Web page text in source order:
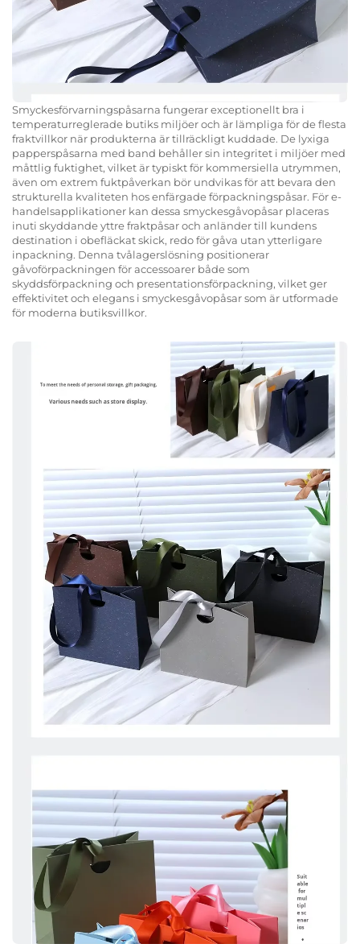
Smyckesförvarningspåsarna fungerar exceptionellt bra i
temperaturreglerade butiks miljöer och är lämpliga för de flesta
fraktvillkor när produkterna är tillräckligt kuddade. De lyxiga
papperspåsarna med band behåller sin integritet i miljöer med
måttlig fuktighet, vilket är typiskt för kommersiella utrymmen,
även om extrem fuktpåverkan bör undvikas för att bevara den
strukturella kvaliteten hos enfärgade förpackningspåsar. För e-
handelsapplikationer kan dessa smyckesgåvopåsar placeras
inuti skyddande yttre fraktpåsar och anländer till kundens
destination i obefläckat skick, redo för gåva utan ytterligare
inpackning. Denna tvålagerslösning positionerar
gåvoförpackningen för accessoarer både som
skyddsförpackning och presentationsförpackning, vilket ger
effektivitet och elegans i smyckesgåvopåsar som är utformade
för moderna butiksvillkor.